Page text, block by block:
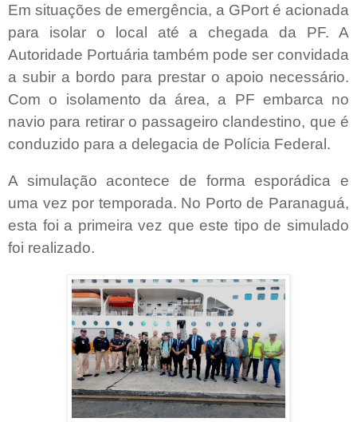
Em situações de emergência, a GPort é acionada
para isolar o local até a chegada da PF. A
Autoridade Portuária também pode ser convidada
a subir a bordo para prestar o apoio necessário.
Com o isolamento da área, a PF embarca no
navio para retirar o passageiro clandestino, que é
conduzido para a delegacia de Polícia Federal.
A simulação acontece de forma esporádica e
uma vez por temporada. No Porto de Paranaguá,
esta foi a primeira vez que este tipo de simulado
foi realizado.